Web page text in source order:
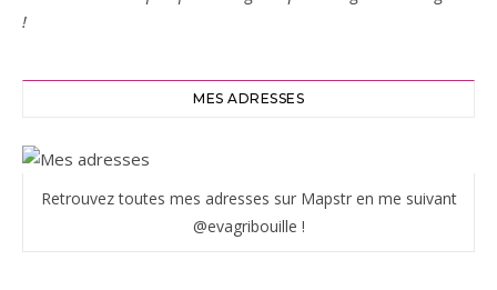
!
MES ADRESSES
Retrouvez toutes mes adresses sur Mapstr en me suivant
@evagribouille !